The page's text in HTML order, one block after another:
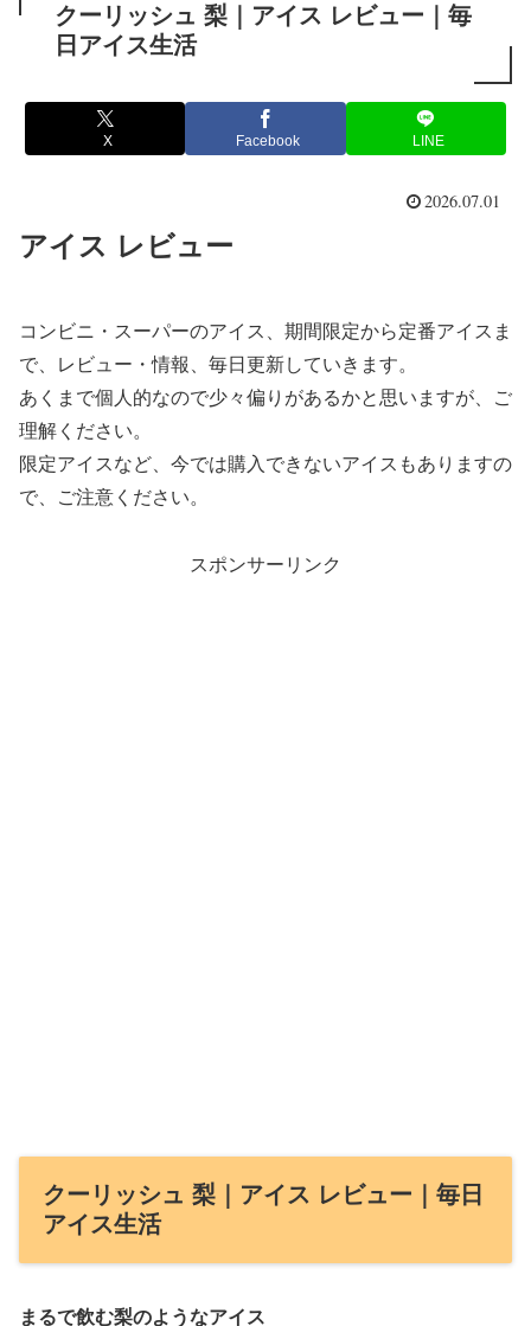
クーリッシュ 梨｜アイス レビュー｜毎
日アイス生活
X Facebook LINE
2026.07.01
アイス レビュー
コンビニ・スーパーのアイス、期間限定から定番アイスま
で、レビュー・情報、毎日更新していきます。
あくまで個人的なので少々偏りがあるかと思いますが、ご
理解ください。
限定アイスなど、今では購入できないアイスもありますの
で、ご注意ください。
スポンサーリンク
クーリッシュ 梨｜アイス レビュー｜毎日
アイス生活
まるで飲む梨のようなアイス